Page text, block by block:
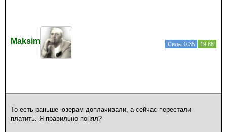
Maksim Сила: 0.35 19.86
То есть раньше юзерам доплачивали, а сейчас перестали
платить. Я правильно понял?